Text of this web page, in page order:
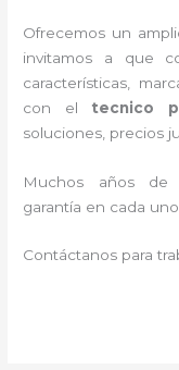
Ofrecemos un
invitamos a que
características,
con el tecnico
soluciones, precios
Muchos años de
garantía en cada
Contáctanos para